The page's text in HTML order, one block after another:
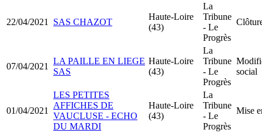
22/04/2021 SAS CHAZOT
Haute-Loire
(43)
La
Tribune
- Le
Progrès
07/04/2021
LA PAILLE EN LIEGE
SAS
Haute-Loire
(43)
La
Tribune
- Le
Progrès
social
01/04/2021
LES PETITES
AFFICHES DE
VAUCLUSE - ECHO
DU MARDI
Haute-Loire
(43)
La
Tribune
- Le
Progrès
Mise